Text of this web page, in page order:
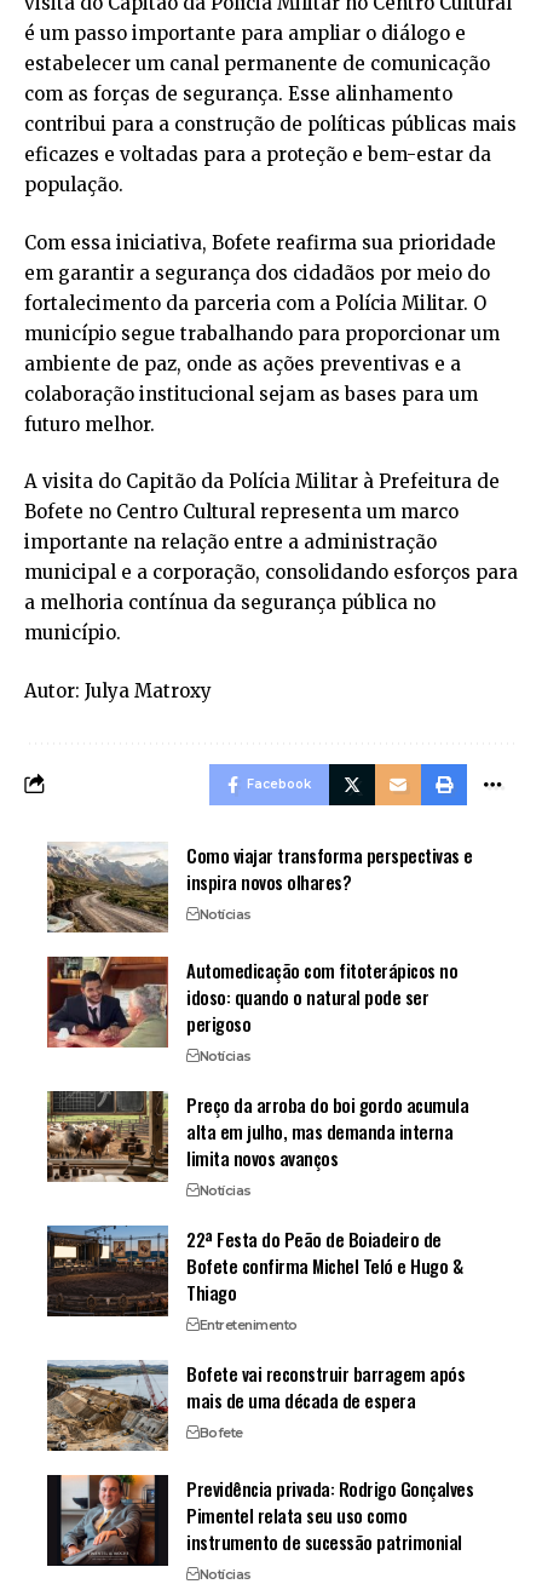
é um passo importante para ampliar o diálogo e
estabelecer um canal permanente de comunicação
com as forças de segurança. Esse alinhamento
contribui para a construção de políticas públicas mais
eficazes e voltadas para a proteção e bem-estar da
população.
Com essa iniciativa, Bofete reafirma sua prioridade
em garantir a segurança dos cidadãos por meio do
fortalecimento da parceria com a Polícia Militar. O
município segue trabalhando para proporcionar um
ambiente de paz, onde as ações preventivas e a
colaboração institucional sejam as bases para um
futuro melhor.
A visita do Capitão da Polícia Militar à Prefeitura de
Bofete no Centro Cultural representa um marco
importante na relação entre a administração
municipal e a corporação, consolidando esforços para
a melhoria contínua da segurança pública no
município.
Autor: Julya Matroxy
Facebook
Como viajar transforma perspectivas e
inspira novos olhares?
Notícias
Automedicação com fitoterápicos no
idoso: quando o natural pode ser
perigoso
Notícias
Preço da arroba do boi gordo acumula
alta em julho, mas demanda interna
limita novos avanços
Notícias
22ª Festa do Peão de Boiadeiro de
Bofete confirma Michel Teló e Hugo &
Thiago
Entretenimento
Bofete vai reconstruir barragem após
mais de uma década de espera
Bofete
Previdência privada: Rodrigo Gonçalves
Pimentel relata seu uso como
instrumento de sucessão patrimonial
Notícias